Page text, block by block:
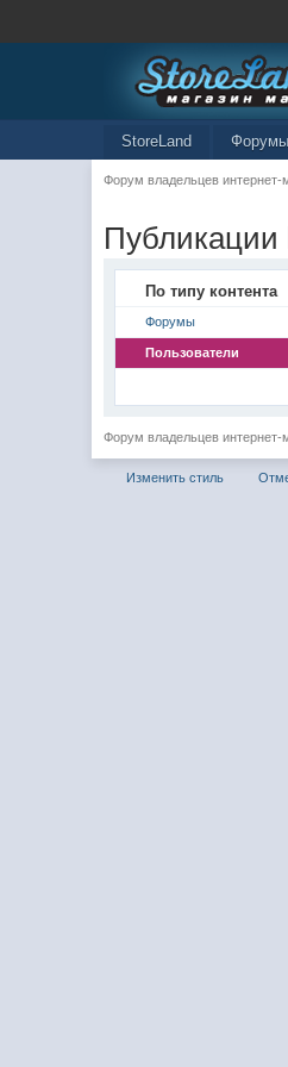
StoreLand Форумы
Форум владельцев интернет-
Публикации
По типу контента
Форумы
Пользователи
Форум владельцев интернет-
Изменить стиль